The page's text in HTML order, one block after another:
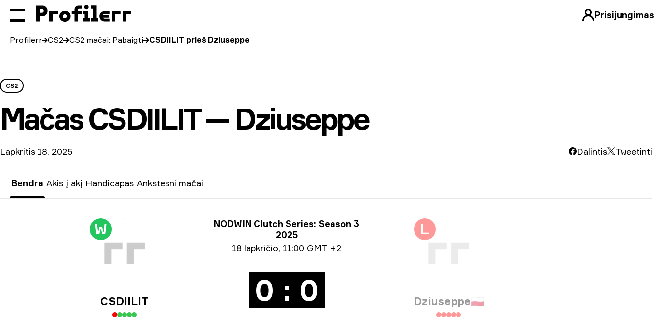
Prisijungimas
Profilerr CS2 CS2 mačai: Pabaigti CSDIILIT prieš Dziuseppe
CS2
Mačas CSDIILIT — Dziuseppe
Lapkritis 18, 2025 Dalintis Tweetinti
Bendra Akis į akį Handicapas Ankstesni mačai
Turnyro informacija
NODWIN Clutch Series: Season 3
2025
Informacija apie datą
18 lapkričio, 11:00 GMT +2
W
CSDIILIT 0 : 0
L
Dziuseppe🇵🇱